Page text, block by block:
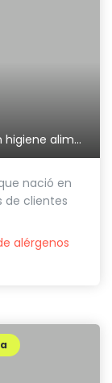
Laboratorio, consultoría y formación en higiene alimentaria
nació en
de clientes
alérgenos